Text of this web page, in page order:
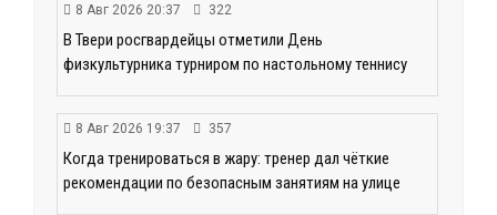
8 Авг 2026 20:37 322
В Твери росгвардейцы отметили День
физкультурника турниром по настольному теннису
8 Авг 2026 19:37 357
Когда тренироваться в жару: тренер дал чёткие
рекомендации по безопасным занятиям на улице